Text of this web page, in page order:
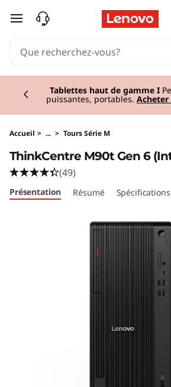
T
k
C
e
n
passer au contenu principal
Tablettes haut de gamme I
puissantes, portables.
Accueil > ... > Tours Série M
ThinkCentre M90t Gen 6
(49)
Présentation Résumé